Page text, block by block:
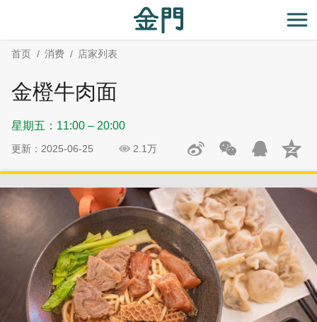
主
开
首页 消费 店家列表
金橙牛肉面
星期五：11:00 – 20:00
更新：2025-06-25 2.1万
社